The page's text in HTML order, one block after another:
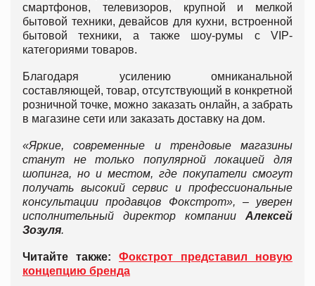
смартфонов, телевизоров, крупной и мелкой
бытовой техники, девайсов для кухни, встроенной
бытовой техники, а также шоу-румы с VIP-
категориями товаров.
Благодаря усилению омниканальной
составляющей, товар, отсутствующий в конкретной
розничной точке, можно заказать онлайн, а забрать
в магазине сети или заказать доставку на дом.
«Яркие, современные и трендовые магазины
станут не только популярной локацией для
шопинга, но и местом, где покупатели смогут
получать высокий сервис и профессиональные
консультации продавцов Фокстрот», – уверен
исполнительный директор компании Алексей
Зозуля.
Читайте также: Фокстрот представил новую
концепцию бренда